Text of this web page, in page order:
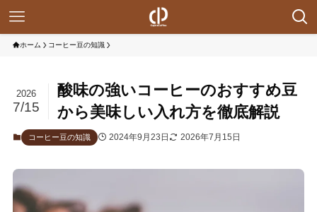
ホーム コーヒー豆の知識
酸味の強いコーヒーのおすすめ豆
から美味しい入れ方を徹底解説
2026
7/15
コーヒー豆の知識 2024年9月23日 2026年7月15日